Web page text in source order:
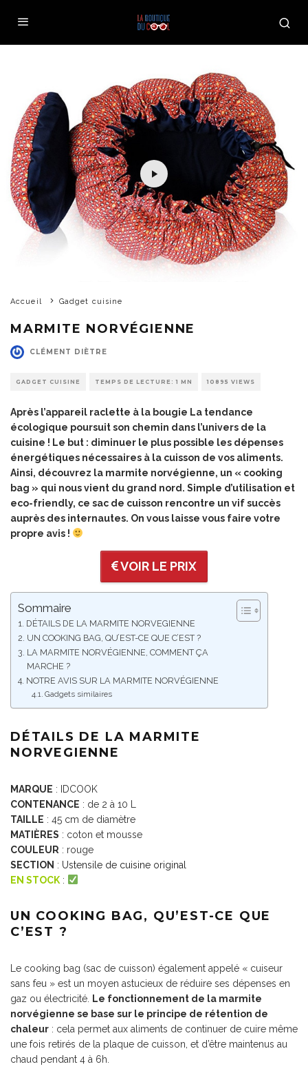
Accueil Gadget cuisine
MARMITE NORVÉGIENNE
CLÉMENT DIÈTRE
GADGET CUISINE TEMPS DE LECTURE: 1 MN 10895 VIEWS
Après l’appareil raclette à la bougie La tendance
écologique poursuit son chemin dans l’univers de la
cuisine ! Le but : diminuer le plus possible les dépenses
énergétiques nécessaires à la cuisson de vos aliments.
Ainsi, découvrez la marmite norvégienne, un « cooking
bag » qui nous vient du grand nord. Simple d’utilisation et
eco-friendly, ce sac de cuisson rencontre un vif succès
auprès des internautes. On vous laisse vous faire votre
propre avis !
VOIR LE PRIX
Sommaire
DÉTAILS DE LA MARMITE NORVEGIENNE
UN COOKING BAG, QU’EST-CE QUE C’EST ?
LA MARMITE NORVÉGIENNE, COMMENT ÇA
MARCHE ?
NOTRE AVIS SUR LA MARMITE NORVÉGIENNE
Gadgets similaires
DÉTAILS DE LA MARMITE
NORVEGIENNE
MARQUE : IDCOOK
CONTENANCE : de 2 à 10 L
TAILLE : 45 cm de diamètre
MATIÈRES : coton et mousse
COULEUR : rouge
SECTION : Ustensile de cuisine original
EN STOCK :
UN COOKING BAG, QU’EST-CE QUE
C’EST ?
Le cooking bag (sac de cuisson) également appelé « cuiseur
sans feu » est un moyen astucieux de réduire ses dépenses en
gaz ou électricité. Le fonctionnement de la marmite
norvégienne se base sur le principe de rétention de
chaleur : cela permet aux aliments de continuer de cuire même
une fois retirés de la plaque de cuisson, et d’être maintenus au
chaud pendant 4 à 6h.